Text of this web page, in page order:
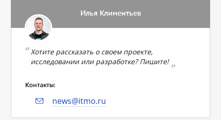
Илья Климентьев
Хотите рассказать о своем проекте,
исследовании или разработке? Пишите!
Контакты:
news@itmo.ru